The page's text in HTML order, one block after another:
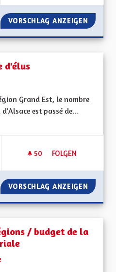
VORSCHLAG ANZEIGEN
d'élus
Grand Est, le nombre
est passé de...
50 50 FOLLOWER
FOLGEN
DIMINUER LE
VORSCHLAG ANZEIGEN
/ budget de la